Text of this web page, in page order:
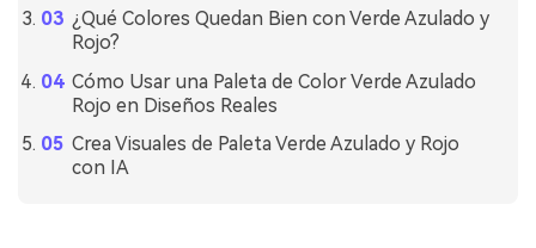
¿Qué Colores Quedan Bien con Verde Azulado y
Rojo?
Cómo Usar una Paleta de Color Verde Azulado
Rojo en Diseños Reales
Crea Visuales de Paleta Verde Azulado y Rojo
con IA